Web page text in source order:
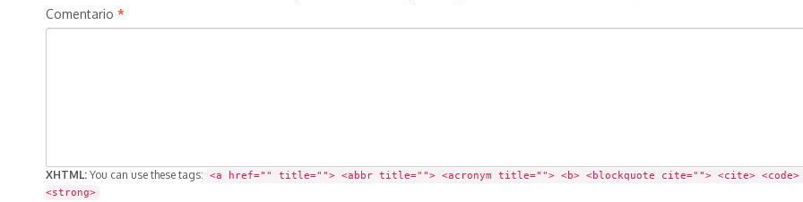
Comentario *
XHTML: You can use these tags:
<a href="" title=""> <abbr title=""> <acronym title=""> <b> <blockquote cite=""> <cite> <code>
<strong>